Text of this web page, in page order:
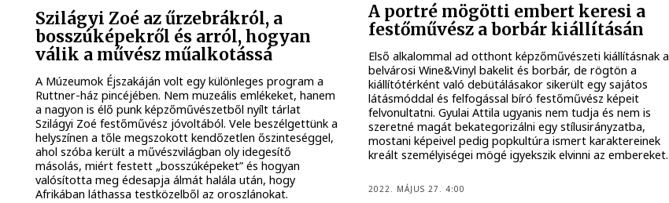
Szilágyi Zoé az űrzebrákról, a
bosszúképekről és arról, hogyan
válik a művész műalkotássá
A Múzeumok Éjszakáján volt egy különleges program a
Ruttner-ház pincéjében. Nem muzeális emlékeket, hanem
a nagyon is élő punk képzőművészetből nyílt tárlat
Szilágyi Zoé festőművész jóvoltából. Vele beszélgettünk a
helyszínen a tőle megszokott kendőzetlen őszinteséggel,
ahol szóba került a művészvilágban oly idegesítő
másolás, miért festett „bosszúképeket” és hogyan
valósította meg édesapja álmát halála után, hogy
Afrikában láthassa testközelből az oroszlánokat.
A portré mögötti embert keresi a
festőművész a borbár kiállításán
Első alkalommal ad otthont képzőművészeti kiállításnak a
belvárosi Wine&Vinyl bakelit és borbár, de rögtön a
kiállítótérként való debütálásakor sikerült egy sajátos
látásmóddal és felfogással bíró festőművész képeit
felvonultatni. Gyulai Attila ugyanis nem tudja és nem is
szeretné magát bekategorizálni egy stílusirányzatba,
mostani képeivel pedig popkultúra ismert karaktereinek
kreált személyiségei mögé igyekszik elvinni az embereket.
2022. MÁJUS 27. 4:00